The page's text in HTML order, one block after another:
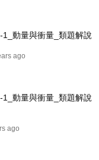
34:13
解決十九世紀物
動量與衝量_類題解說
ago
動量與衝量_類題解說
ago